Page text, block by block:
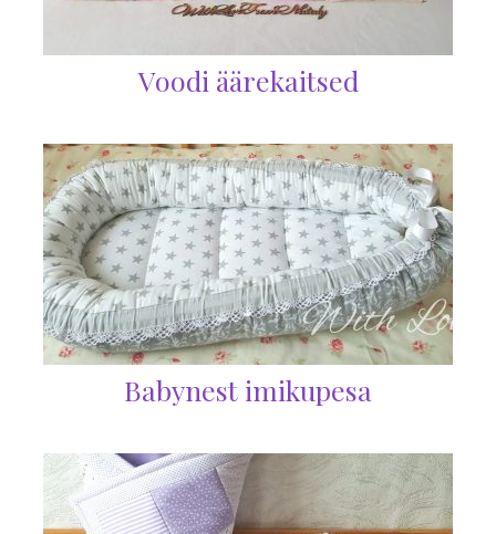
Voodi äärekaitsed
Babynest imikupesa